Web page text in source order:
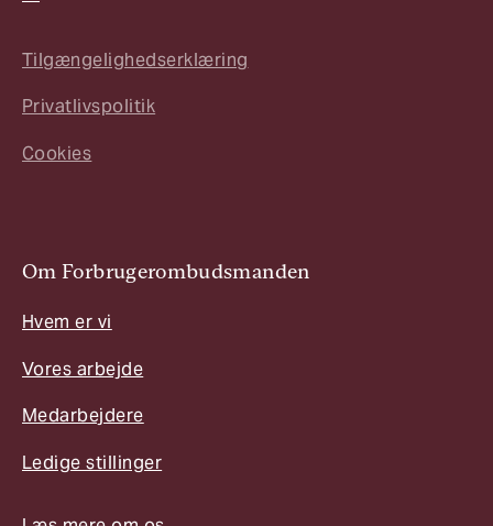
Tilgængelighedserklæring
Privatlivspolitik
Cookies
Om Forbrugerombudsmanden
Hvem er vi
Vores arbejde
Medarbejdere
Ledige stillinger